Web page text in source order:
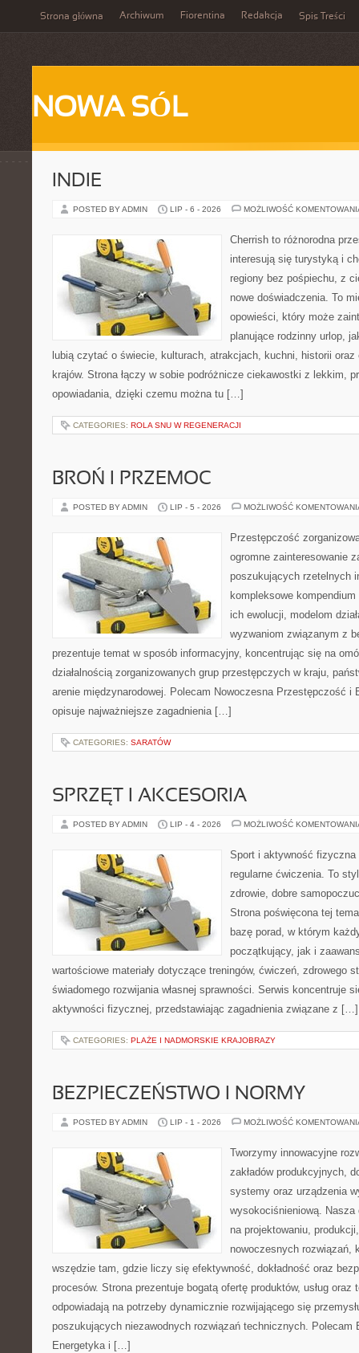
Strona główna Archiwum Fiorentina Redakcja Spis Treści
NOWA SÓL
INDIE
POSTED BY ADMIN LIP - 6 - 2026 MOŻLIWOŚĆ
Cherrish to różnorodna
interesują się turystyką i
regiony bez pośpiechu, z
nowe doświadczenia. To
opowieści, który może
planujące rodzinny urlop,
lubią czytać o świecie, kulturach, atrakcjach, kuchni, historii
krajów. Strona łączy w sobie podróżnicze ciekawostki z lekkim,
opowiadania, dzięki czemu można tu […]
CATEGORIES: ROLA SNU W REGENERACJI
BROŃ I PRZEMOC
POSTED BY ADMIN LIP - 5 - 2026 MOŻLIWOŚĆ
Przestępczość
ogromne zainteresowanie
poszukujących rzetelnych
kompleksowe
ich ewolucji, modelom
wyzwaniom związanym z
prezentuje temat w sposób informacyjny, koncentrując się na
działalnością zorganizowanych grup przestępczych w kraju,
arenie międzynarodowej. Polecam Nowoczesna Przestępczość i
opisuje najważniejsze zagadnienia […]
CATEGORIES: SARATÓW
SPRZĘT I AKCESORIA
POSTED BY ADMIN LIP - 4 - 2026 MOŻLIWOŚĆ
Sport i aktywność
regularne ćwiczenia. To
zdrowie, dobre
Strona poświęcona tej
bazę porad, w którym
początkujący, jak i
wartościowe materiały dotyczące treningów, ćwiczeń, zdrowego
świadomego rozwijania własnej sprawności. Serwis koncentruje
aktywności fizycznej, przedstawiając zagadnienia związane z […]
CATEGORIES: PLAŻE I NADMORSKIE KRAJOBRAZY
BEZPIECZEŃSTWO I NORMY
POSTED BY ADMIN LIP - 1 - 2026 MOŻLIWOŚĆ
Tworzymy innowacyjne
zakładów produkcyjnych,
systemy oraz urządzenia
wysokociśnieniową. Nasza
na projektowaniu,
nowoczesnych rozwiązań,
wszędzie tam, gdzie liczy się efektywność, dokładność oraz
procesów. Strona prezentuje bogatą ofertę produktów, usług oraz
odpowiadają na potrzeby dynamicznie rozwijającego się
poszukujących niezawodnych rozwiązań technicznych. Polecam
Energetyka i […]